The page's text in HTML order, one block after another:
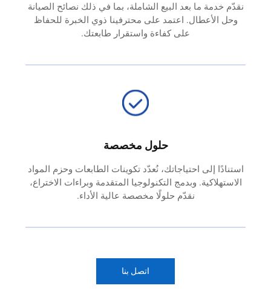
نقدّم خدمة ما بعد البيع الشاملة، بما في ذلك نصائح الصيانة
وحل الأعطال. اعتمد على محترفينا ذوي الخبرة للحفاظ
على كفاءة واستقرار طابعتك.
حلول مخصصة
استنادًا إلى احتياجاتك، نُعدّد تكوينات الطابعات وحزم المواد
الاستهلاكية. وبدمج التكنولوجيا المتقدمة وبراءات الاختراع،
نقدّم حلولًا مخصصة عالية الأداء.
اتصل بنا